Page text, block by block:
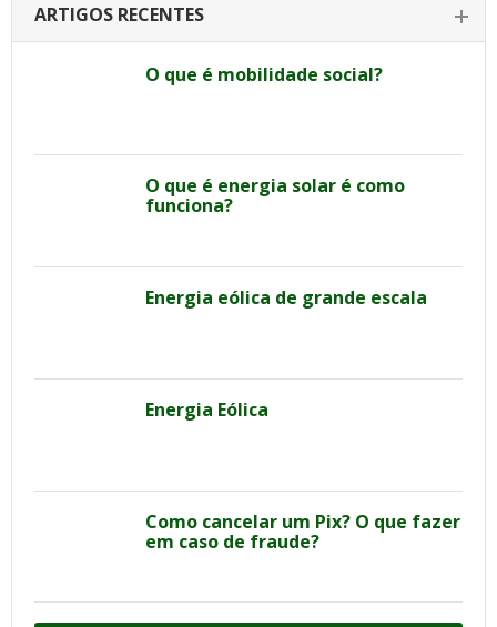
ARTIGOS RECENTES
O que é mobilidade social?
O que é energia solar é como
funciona?
Energia eólica de grande escala
Energia Eólica
Como cancelar um Pix? O que fazer
em caso de fraude?